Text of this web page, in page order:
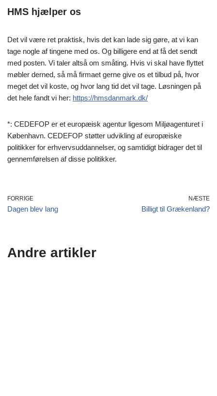
HMS hjælper os
Det vil være ret praktisk, hvis det kan lade sig gøre, at vi kan
tage nogle af tingene med os. Og billigere end at få det sendt
med posten. Vi taler altså om småting. Hvis vi skal have flyttet
møbler derned, så må firmaet gerne give os et tilbud på, hvor
meget det vil koste, og hvor lang tid det vil tage. Løsningen på
det hele fandt vi her: https://hmsdanmark.dk/
*: CEDEFOP er et europæisk agentur ligesom Miljøagenturet i
København. CEDEFOP støtter udvikling af europæiske
politikker for erhvervsuddannelser, og samtidigt bidrager det til
gennemførelsen af disse politikker.
FORRIGE
Dagen blev lang
NÆSTE
Billigt til Grækenland?
Andre artikler